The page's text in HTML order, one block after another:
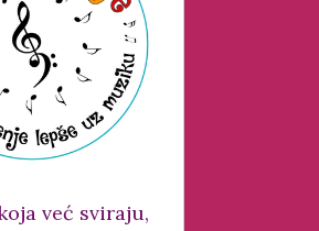
već sviraju,